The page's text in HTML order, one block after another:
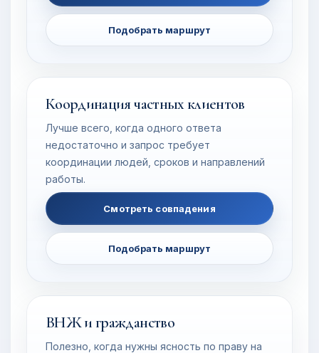
Подобрать маршрут
Координация частных клиентов
Лучше всего, когда одного ответа
недостаточно и запрос требует
координации людей, сроков и направлений
работы.
Смотреть совпадения
Подобрать маршрут
ВНЖ и гражданство
Полезно, когда нужны ясность по праву на